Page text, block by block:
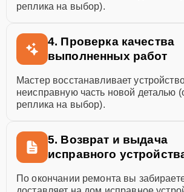
реплика на выбор).
4. Проверка качества
выполненных работ
Мастер восстанавливает
неисправную часть новой деталью
реплика на выбор).
5. Возврат и выдача
исправного
По окончании ремонта вы